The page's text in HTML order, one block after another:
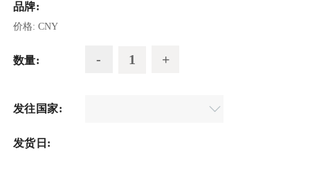
品牌:
价格: CNY
数量:
发往国家:
发货日: